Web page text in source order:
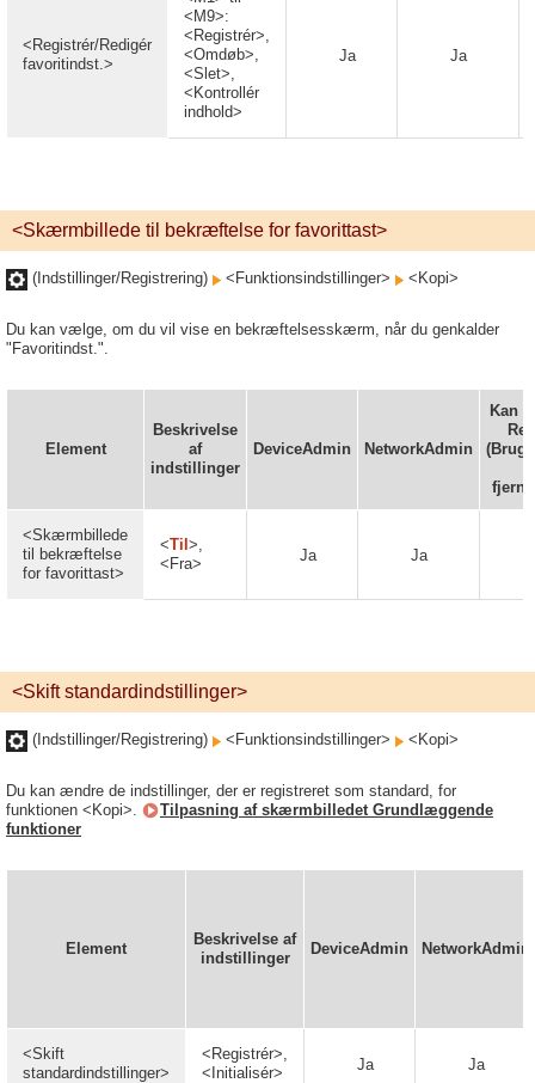
<Registrér/Redigér
favoritindst.>
<M9>:
<Registrér>,
<Omdøb>,
<Slet>,
<Kontrollér
indhold>
Ja Ja
<Skærmbillede til bekræftelse for favorittast>
(Indstillinger/Registrering) <Funktionsindstillinger> <Kopi>
Du kan vælge, om du vil vise en bekræftelsesskærm, når du genkalder
"Favoritindst.".
Element
Beskrivelse
af
indstillinger
DeviceAdmin NetworkAdmin
Kan
<Skærmbillede
til bekræftelse
for favorittast>
<Til >,
<Fra>
Ja Ja
<Skift standardindstillinger>
(Indstillinger/Registrering) <Funktionsindstillinger> <Kopi>
Du kan ændre de indstillinger, der er registreret som standard, for
funktionen <Kopi>.
Tilpasning af skærmbilledet Grundlæggende
funktioner
Element
Beskrivelse af
indstillinger
DeviceAdmin NetworkAdmin
<Skift
standardindstillinger>
<Registrér>,
<Initialisér>
Ja Ja